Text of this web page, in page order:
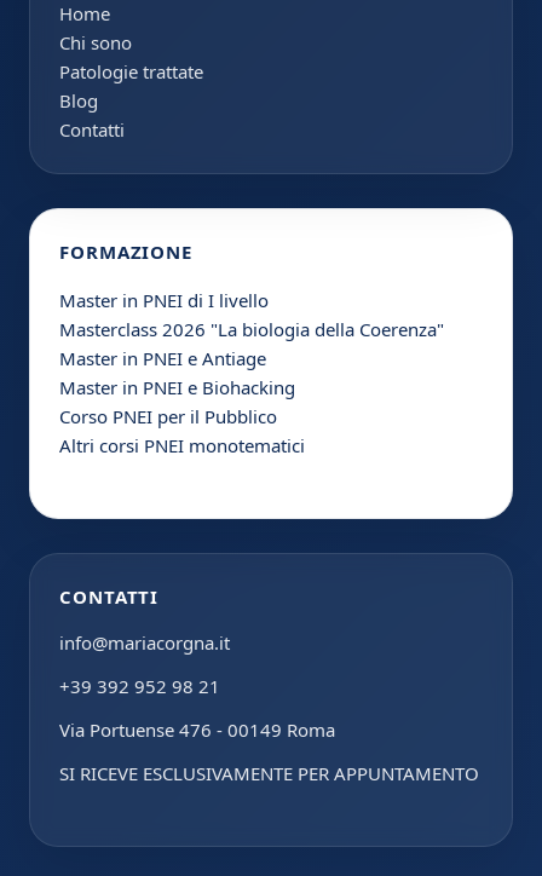
Home
Chi sono
Patologie trattate
Blog
Contatti
FORMAZIONE
Master in PNEI di I livello
Masterclass 2026 "La biologia della Coerenza"
Master in PNEI e Antiage
Master in PNEI e Biohacking
Corso PNEI per il Pubblico
Altri corsi PNEI monotematici
CONTATTI
info@mariacorgna.it
+39 392 952 98 21
Via Portuense 476 - 00149 Roma
SI RICEVE ESCLUSIVAMENTE PER APPUNTAMENTO